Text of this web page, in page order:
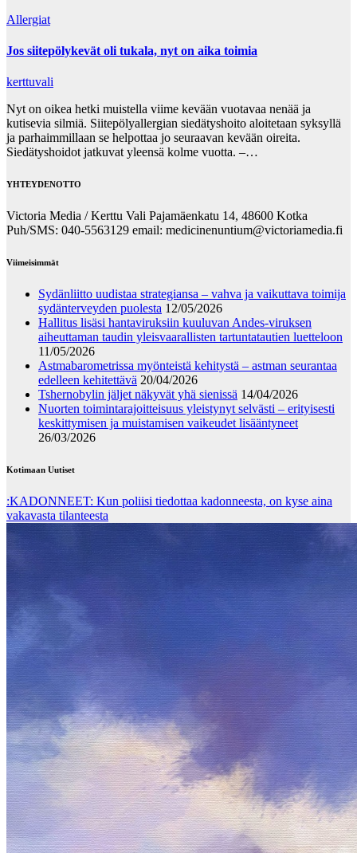
Allergiat
Jos siitepölykevät oli tukala, nyt on aika toimia
kerttuvali
Nyt on oikea hetki muistella viime kevään vuotavaa nenää ja
kutisevia silmiä. Siitepölyallergian siedätyshoito aloitetaan syksyllä
ja parhaimmillaan se helpottaa jo seuraavan kevään oireita.
Siedätyshoidot jatkuvat yleensä kolme vuotta. –…
YHTEYDENOTTO
Victoria Media / Kerttu Vali Pajamäenkatu 14, 48600 Kotka
Puh/SMS: 040-5563129 email: medicinenuntium@victoriamedia.fi
Viimeisimmät
Sydänliitto uudistaa strategiansa – vahva ja vaikuttava toimija
sydänterveyden puolesta 12/05/2026
Hallitus lisäsi hantaviruksiin kuuluvan Andes-viruksen
aiheuttaman taudin yleisvaarallisten tartuntatautien luetteloon
11/05/2026
Astmabarometrissa myönteistä kehitystä – astman seurantaa
edelleen kehitettävä 20/04/2026
Tshernobylin jäljet näkyvät yhä sienissä 14/04/2026
Nuorten toimintarajoitteisuus yleistynyt selvästi – erityisesti
keskittymisen ja muistamisen vaikeudet lisääntyneet
26/03/2026
Kotimaan Uutiset
:KADONNEET: Kun poliisi tiedottaa kadonneesta, on kyse aina
vakavasta tilanteesta